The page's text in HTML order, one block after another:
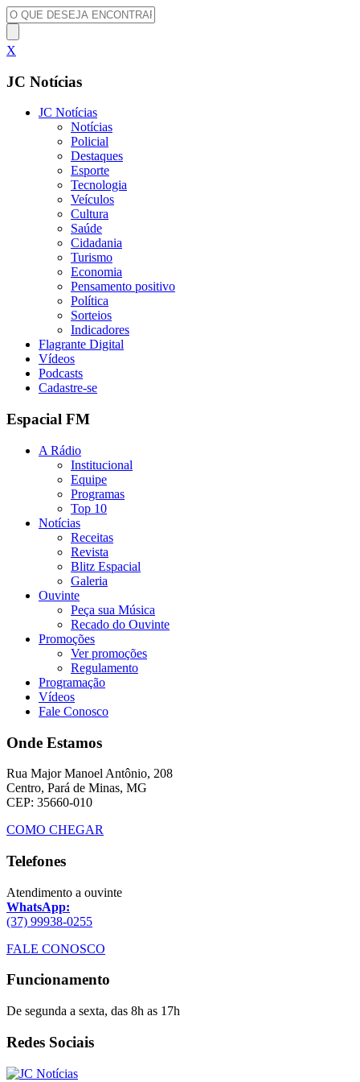
X
JC Notícias
JC Notícias
Notícias
Policial
Destaques
Esporte
Tecnologia
Veículos
Cultura
Saúde
Cidadania
Turismo
Economia
Pensamento positivo
Política
Sorteios
Indicadores
Flagrante Digital
Vídeos
Podcasts
Cadastre-se
Espacial FM
A Rádio
Institucional
Equipe
Programas
Top 10
Notícias
Receitas
Revista
Blitz Espacial
Galeria
Ouvinte
Peça sua Música
Recado do Ouvinte
Promoções
Ver promoções
Regulamento
Programação
Vídeos
Fale Conosco
Onde Estamos
Rua Major Manoel Antônio, 208
Centro, Pará de Minas, MG
CEP: 35660-010
COMO CHEGAR
Telefones
Atendimento a ouvinte
WhatsApp:
(37) 99938-0255
FALE CONOSCO
Funcionamento
De segunda a sexta, das 8h as 17h
Redes Sociais